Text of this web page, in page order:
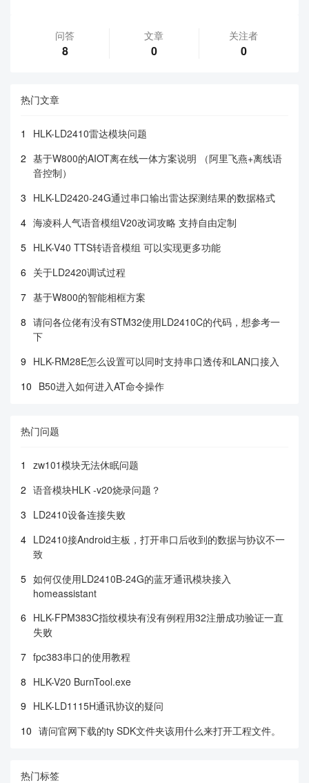
问答
8
文章
0
关注者
0
热门文章
1
HLK-LD2410雷达模块问题
2 基于W800的AIOT离在线一体方案说明 （阿里飞燕+离线语
音控制）
3 HLK-LD2420-24G通过串口输出雷达探测结果的数据格式
4 海凌科人气语音模组V20改词攻略 支持自由定制
5 HLK-V40 TTS转语音模组 可以实现更多功能
6 关于LD2420调试过程
7 基于W800的智能相框方案
8 请问各位佬有没有STM32使用LD2410C的代码，想参考一
下
9 HLK-RM28E怎么设置可以同时支持串口透传和LAN口接入
10 B50进入如何进入AT命令操作
热门问题
1
zw101模块无法休眠问题
2 语音模块HLK -v20烧录问题？
3 LD2410设备连接失败
4 LD2410接Android主板，打开串口后收到的数据与协议不一
致
5 如何仅使用LD2410B-24G的蓝牙通讯模块接入
homeassistant
6 HLK-FPM383C指纹模块有没有例程用32注册成功验证一直
失败
7 fpc383串口的使用教程
8 HLK-V20 BurnTool.exe
9 HLK-LD1115H通讯协议的疑问
10 请问官网下载的ty SDK文件夹该用什么来打开工程文件。
热门标签